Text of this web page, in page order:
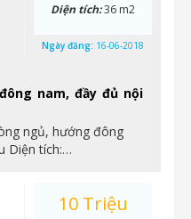
nam, đầy đủ nội
ngủ, hướng đông
Diện tích:…
Diện tích:36 m2
Ngày đăng: 16-06-2018
10 Triệu